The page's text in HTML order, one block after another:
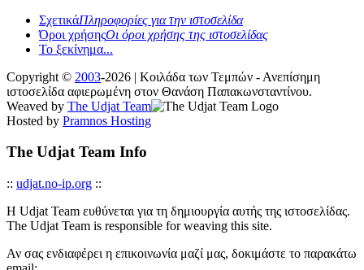
ΣχετικάΠληροφορίες για την ιστοσελίδα
Όροι χρήσηςΟι όροι χρήσης της ιστοσελίδας
Το ξεκίνημα...
Copyright © 2003-2026 | Κοιλάδα των Τεμπών - Ανεπίσημη
ιστοσελίδα αφιερωμένη στον Θανάση Παπακωνσταντίνου.
Weaved by The Udjat Team
Hosted by Pramnos Hosting
The Udjat Team Info
:: udjat.no-ip.org ::
Η Udjat Team ευθύνεται για τη δημιουργία αυτής της ιστοσελίδας.
The Udjat Team is responsible for weaving this site.
Αν σας ενδιαφέρει η επικοινωνία μαζί μας, δοκιμάστε το παρακάτω